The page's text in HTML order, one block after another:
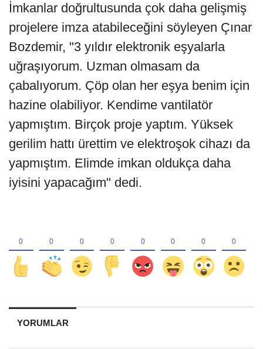
İmkanlar doğrultusunda çok daha gelişmiş
projelere imza atabileceğini söyleyen Çınar
Bozdemir, "3 yıldır elektronik eşyalarla
uğraşıyorum. Uzman olmasam da
çabalıyorum. Çöp olan her eşya benim için
hazine olabiliyor. Kendime vantilatör
yapmıştım. Birçok proje yaptım. Yüksek
gerilim hattı ürettim ve elektroşok cihazı da
yapmıştım. Elimde imkan oldukça daha
iyisini yapacağım" dedi.
YORUMLAR